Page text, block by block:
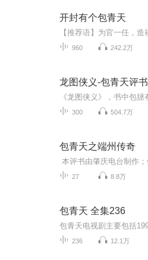
开封有个包青天
960 242.2万
龙图侠义-包青天评书
300 504.7万
包青天之端州传奇
27 8.8万
包青天 全集236
236 12.1万